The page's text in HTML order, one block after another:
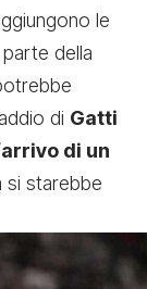
le
della
di Gatti
di un
si starebbe